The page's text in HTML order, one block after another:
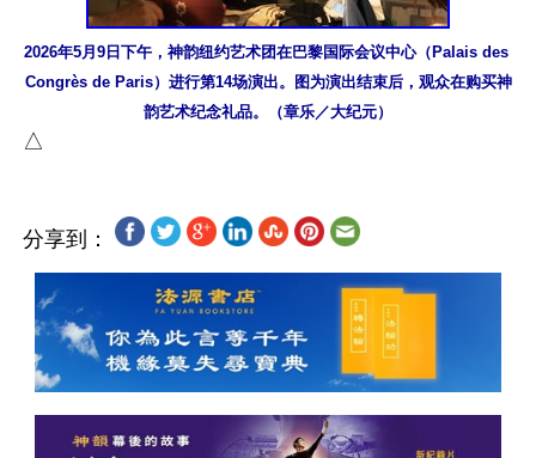
2026年5月9日下午，神韵纽约艺术团在巴黎国际会议中心（Palais des
Congrès de Paris）进行第14场演出。图为演出结束后，观众在购买神
韵艺术纪念礼品。（章乐／大纪元）
分享到：